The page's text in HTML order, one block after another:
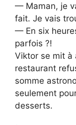
— Maman, je
fait. Je vais
— En six
parfois ?!
Viktor se mit à
restaurant
somme
seulement
desserts.